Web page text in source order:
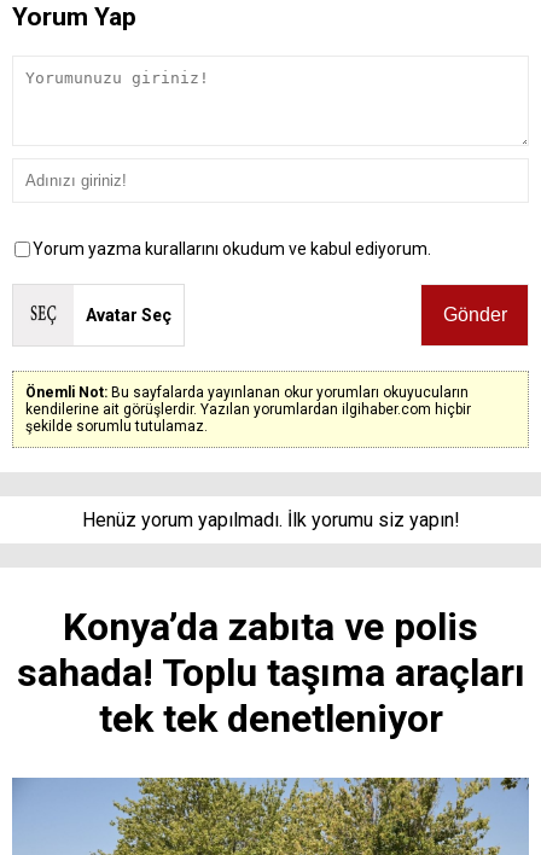
Yorum Yap
Yorum yazma kurallarını okudum ve kabul ediyorum.
Avatar Seç
Önemli Not: Bu sayfalarda yayınlanan okur yorumları okuyucuların
kendilerine ait görüşlerdir. Yazılan yorumlardan ilgihaber.com hiçbir
şekilde sorumlu tutulamaz.
Henüz yorum yapılmadı. İlk yorumu siz yapın!
Konya’da zabıta ve polis
sahada! Toplu taşıma araçları
tek tek denetleniyor